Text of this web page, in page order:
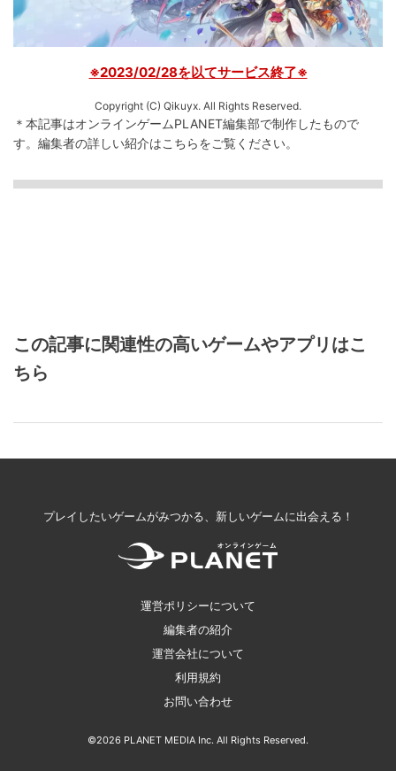
※2023/02/28を以てサービス終了※
Copyright (C) Qikuyx. All Rights Reserved.
＊本記事はオンラインゲームPLANET編集部で制作したもので
す。 編集者の詳しい紹介はこちらをご覧ください。
この記事に関連性の高いゲームやアプリはこ
ちら
プレイしたいゲームがみつかる、新しいゲームに出会える！
運営ポリシーについて
編集者の紹介
運営会社について
利用規約
お問い合わせ
©2026 PLANET MEDIA Inc. All Rights Reserved.